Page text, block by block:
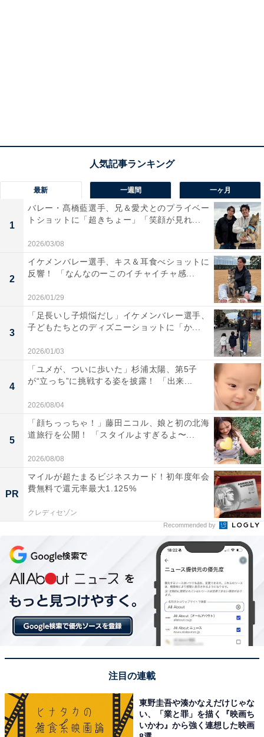
最新 一週間 一ヶ月
1
バレー・髙橋藍選手、兄＆愛犬とのプライベー
トショットに「超きちょー」「笑顔が見れ...
2026/03/08
2
イケメンバレー選手、キス＆耳食べショットに
反響！ 「なんなのーこのイチャイチャ感...
2026/01/29
3
「足長いし子煩悩だし」イケメンバレー選手、
子どもたちとのディズニーショットに「か...
2026/01/03
4
「ユメが、ついに歩いた」杉浦太陽、第5子
が“立っち”に挑戦する姿を披露！ 「出来...
2026/08/04
5
「顔ちっっちゃ！」藤田ニコル、娘と初の北海
道旅行を公開！ 「スタイルよすぎるよ〜...
2026/08/08
PR
マイルが超たまるビジネスカード！初年度年会
費無料で還元率最大1.125%
クレディセゾン
Recommended by
注目の連載
東野圭吾や湊かなえだけじゃな
い、「業と罪」を描く『映画ち
いかわ』から強く連想した映画